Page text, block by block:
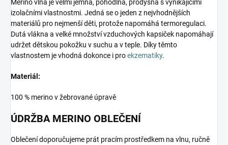
Merino vlna je velmi jemná, pohodlná, prodyšná s vynikajícími
izolačními vlastnostmi. Jedná se o jeden z nejvhodnějších
materiálů pro nejmenší děti, protože napomáhá termoregulaci.
Dutá vlákna a velké množství vzduchových kapsiček napomáhají
udržet dětskou pokožku v suchu a v teple. Díky těmto
vlastnostem je vhodná dokonce i proekzematiky.
Materiál:
100 % merino v žebrované úpravě
ÚDRŽBA MERINO OBLEČENÍ
Oblečení doporučujeme prát pracím prostředkem na vlnu, ručně